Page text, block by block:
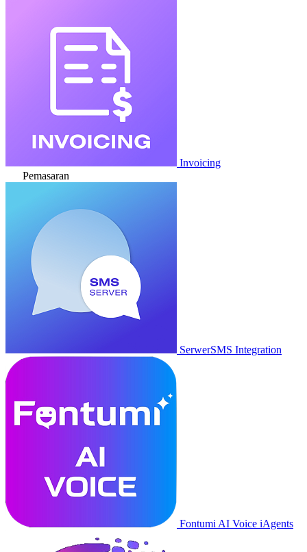
Invoicing
Pemasaran
SerwerSMS Integration
Fontumi AI Voice iAgents